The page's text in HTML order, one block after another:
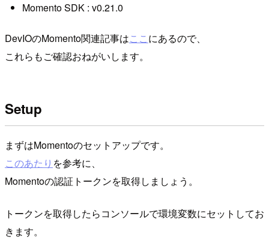
Momento SDK : v0.21.0
DevIOのMomento関連記事はここ にあるので、
これらもご確認おねがいします。
Setup
まずはMomentoのセットアップです。
このあたり を参考に、
Momentoの認証トークンを取得しましょう。
トークンを取得したらコンソールで環境変数にセットしてお
きます。